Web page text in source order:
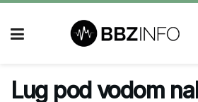
Lug pod vodom